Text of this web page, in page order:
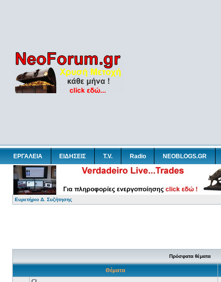
ΕΡΓΑΛΕΙΑ ΕΙΔΗΣΕΙΣ T.V. Radio NEOBLOGS.GR
Ευρετήριο Δ. Συζήτησης
Πρόσφατα θέματα
Θέματα